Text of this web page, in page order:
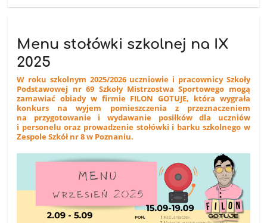
Menu stołówki szkolnej na IX
2025
W roku szkolnym 2025/2026 uczniowie i pracownicy Szkoły
Podstawowej nr 69 Szkoły Mistrzostwa Sportowego mogą
zamawiać obiady w firmie FILON GOTUJE, która wygrała
konkurs na wyjem pomieszczenia z przeznaczeniem
na przygotowanie i wydawanie posiłków dla uczniów
i personelu oraz prowadzenie stołówki i barku szkolnego w
Zespole Szkół nr 8 w Poznaniu.